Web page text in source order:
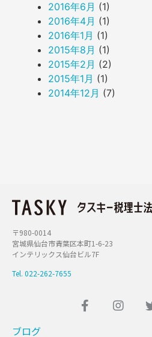
2016年6月 (1)
2016年4月 (1)
2016年1月 (1)
2015年8月 (1)
2015年2月 (2)
2015年1月 (1)
2014年12月 (7)
〒980-0014
宮城県仙台市青葉区本町1-6-23
インテリックス仙台ビル7F
Tel. 022-262-7655
ブログ